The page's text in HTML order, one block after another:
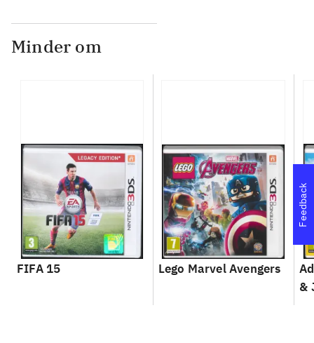
Minder om
FIFA 15 Lego Marvel Avengers
&
Feedback